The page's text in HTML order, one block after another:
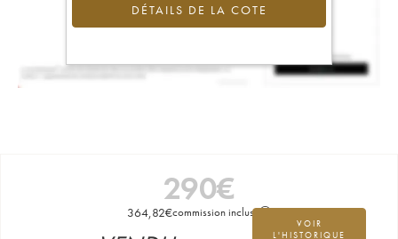
DÉTAILS DE LA COTE
290€
364,82€commission incluse
VOIR
L'HISTORIQUE